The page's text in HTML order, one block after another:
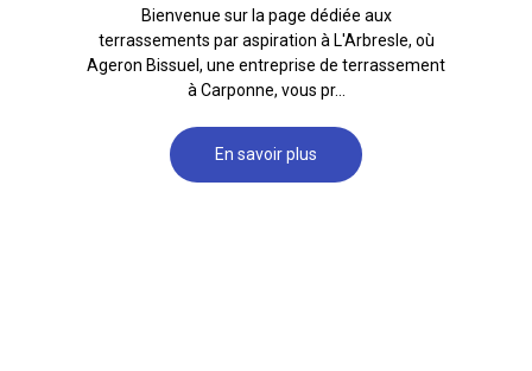
Bienvenue sur la page dédiée aux
terrassements par aspiration à L'Arbresle, où
Ageron Bissuel, une entreprise de terrassement
à Carponne, vous pr...
En savoir plus